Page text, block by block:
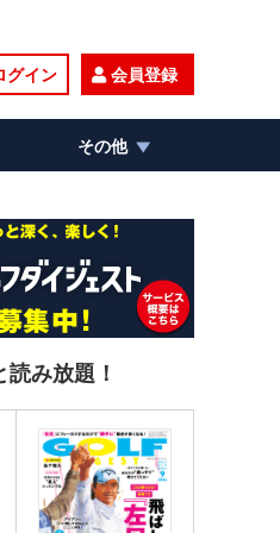
グイン 会員登録
その他
み放題！